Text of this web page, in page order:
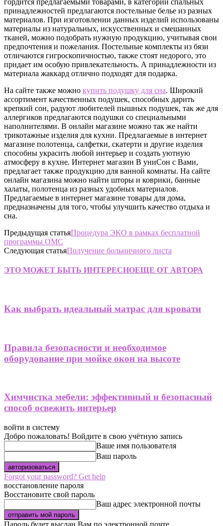
принадлежностей предлагаются постельные белье из разных
материалов. При изготовлении данных изделий использованы
материалы из натуральных, искусственных и смешанных
тканей, можно подобрать нужную продукцию, учитывая свои
предпочтения и пожелания. Постельные комплекты из бязи
отличаются гигроскопичностью, также стоят недорого, это
придает им особую привлекательность. А принадлежности из
материала жаккард отлично подходят для подарка.
На сайте также можно купить подушку для сна. Широкий
ассортимент качественных подушек, способных дарить
крепкий сон, радуют любителей пышных подушек, так же для
аллергиков предлагаются подушки со специальными
наполнителями. В онлайн магазине можно так же найти
трикотажные изделия для кухни. Предлагаемые в интернет
магазине полотенца, салфетки, скатерти и другие изделия
способны украсить любой интерьер и создать уютную
атмосферу в кухне. Интернет магазин В униСон с Вами,
предлагает также продукцию для ванной комнаты. На сайте
онлайн магазина можно найти шторы и коврики, банные
халаты, полотенца из разных удобных материалов.
Предлагаемые в интернет магазине товары для дома,
предназначены для того, чтобы улучшить качество отдыха и
сна.
Предыдущая статьяПроцедура ЭКО в рамках бесплатной
программы ОМС
Следующая статьяПолучение больничного листа
ЭТО МОЖЕТ БЫТЬ ИНТЕРЕСНОЕЩЕ ОТ АВТОРА
Как выбрать идеальный матрас для кровати
Правила безопасности и необходимое
оборудование при мойке окон на высоте
Химчистка мебели: эффективный и безопасный
способ освежить интерьер
войти в систему
Добро пожаловать! Войдите в свою учётную запись
Ваше имя пользователя
Ваш пароль
Forgot your password? Get help
восстановление пароля
Восстановите свой пароль
Ваш адрес электронной почты
Пароль будет выслан Вам по электронной почте.